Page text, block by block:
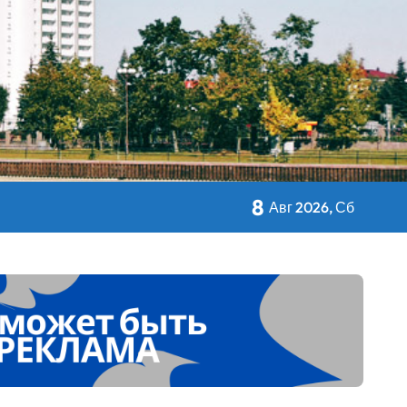
Независимости
8 Авг 2026, Сб